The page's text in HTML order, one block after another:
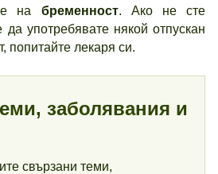
на бременност. Ако не сте
употребявате някой отпускан
попитайте лекаря си.
заболявания и
свързани теми,